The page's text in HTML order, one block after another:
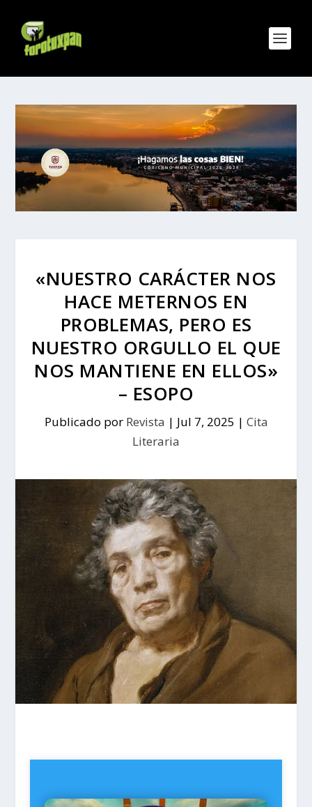
«NUESTRO CARÁCTER NOS
HACE METERNOS EN
PROBLEMAS, PERO ES
NUESTRO ORGULLO EL QUE
NOS MANTIENE EN ELLOS»
– ESOPO
Publicado por Revista | Jul 7, 2025 | Cita
Literaria